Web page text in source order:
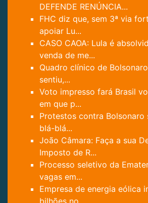
DEFENDE RENÚNCIA...
FHC diz que, sem 3ª via
apoiar Lu...
CASO CAOA: Lula é
venda de me...
Quadro clínico de
sentiu,...
Voto impresso fará Brasil
em que p...
Protestos contra Bolsonaro
blá-blá...
João Câmara: Faça a sua
Imposto de R...
Processo seletivo da
vagas em...
Empresa de energia eólica
bilhões no ...